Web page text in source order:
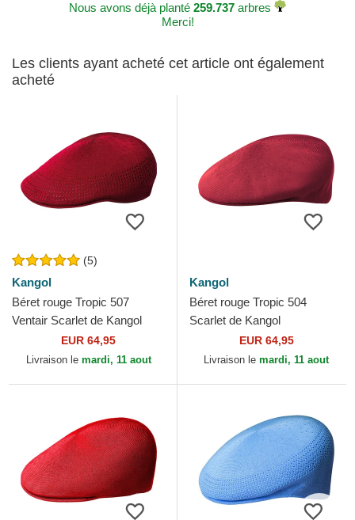
Nous avons déjà planté 259.737 arbres
Merci!
Les clients ayant acheté cet article ont également
acheté
(5)
Kangol
Béret rouge Tropic 507
Ventair Scarlet de Kangol
EUR 64,95
Livraison le mardi, 11 aout
Kangol
Béret rouge Tropic 504
Scarlet de Kangol
EUR 64,95
Livraison le mardi, 11 aout